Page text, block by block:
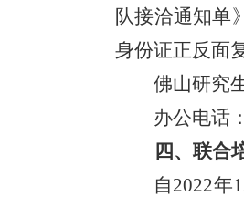
队接洽通知单
身份证正反面
佛山研究
办公电话
四、联合
自2022年